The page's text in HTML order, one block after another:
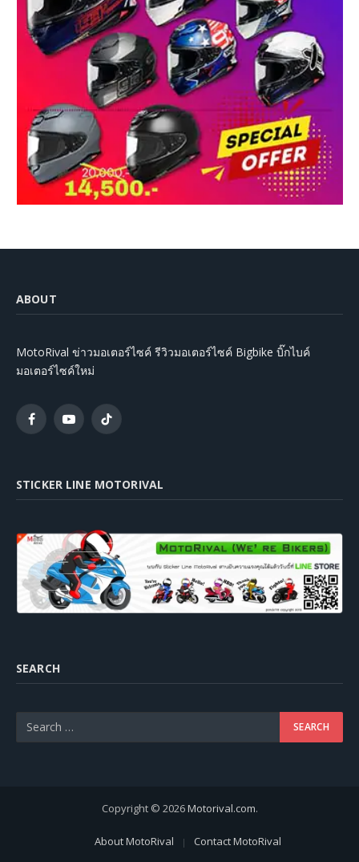
ABOUT
MotoRival ข่าวมอเตอร์ไซค์ รีวิวมอเตอร์ไซค์ Bigbike บิ๊กไบค์
มอเตอร์ไซค์ใหม่
FacebookYouTubeTikTok
STICKER LINE MOTORIVAL
SEARCH
Copyright © 2026Motorival.com.
About MotoRival Contact MotoRival